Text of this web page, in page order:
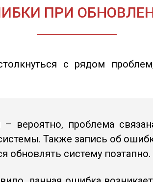
ПРИ
с рядом
вероятно, проблема
Также запись об
обновлять систему поэтапно.